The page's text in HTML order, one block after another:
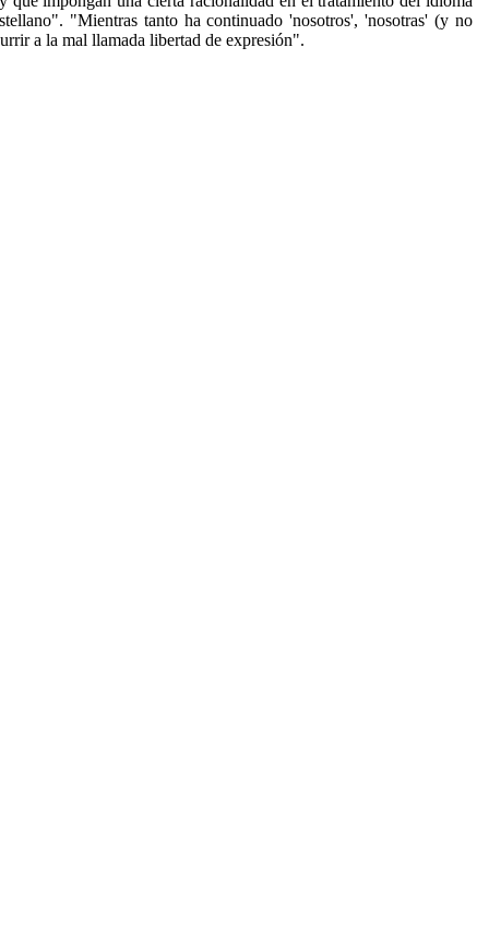
"Mientras tanto ha continuado 'nosotros', 'nosotras' (y no
a la mal llamada libertad de expresión".